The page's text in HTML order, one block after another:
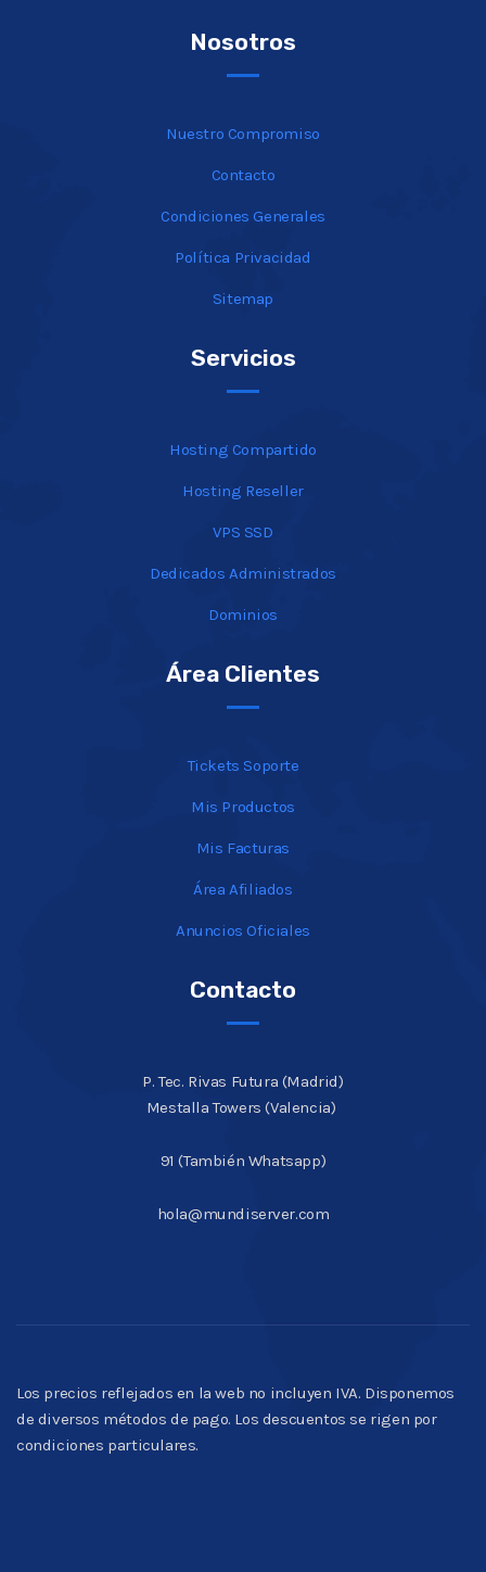
Nosotros
Nuestro Compromiso
Contacto
Condiciones Generales
Política Privacidad
Sitemap
Servicios
Hosting Compartido
Hosting Reseller
VPS SSD
Dedicados Administrados
Dominios
Área Clientes
Tickets Soporte
Mis Productos
Mis Facturas
Área Afiliados
Anuncios Oficiales
Contacto
P. Tec. Rivas Futura (Madrid)
Mestalla Towers (Valencia)
91 (También Whatsapp)
hola@mundiserver.com
Los precios reflejados en la web no incluyen IVA. Disponemos
de diversos métodos de pago. Los descuentos se rigen por
condiciones particulares.